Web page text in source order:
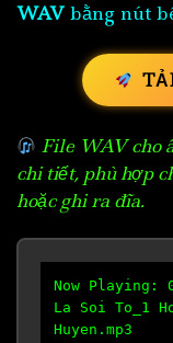
WAV bằng nút
File WAV cho
chi tiết, phù hợp
hoặc ghi ra đĩa.
Now Playing:
La Soi To_1
Huyen.mp3